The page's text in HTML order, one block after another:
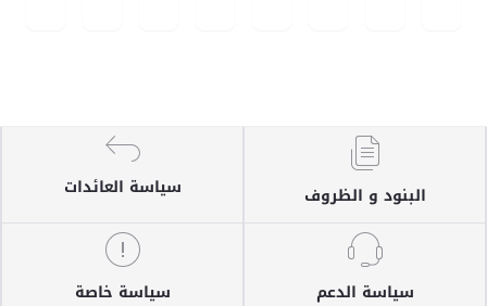
البنود و الظروف سياسة العائدات
سياسة الدعم سياسة خاصة